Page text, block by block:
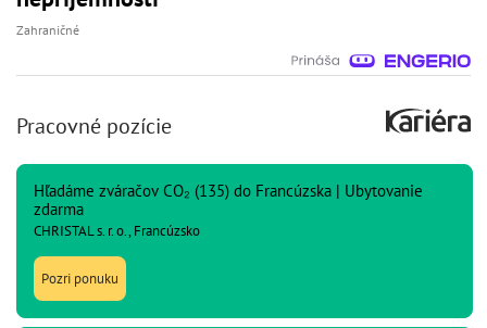
Zahraničné
Pracovné pozície
Hľadáme zváračov CO₂ (135) do Francúzska | Ubytovanie
zdarma
CHRISTAL s. r. o., Francúzsko
Pozri ponuku